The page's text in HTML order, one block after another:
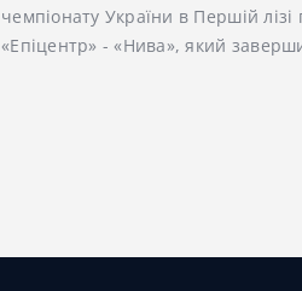
чемпіонату України в Першій лізі
«Епіцентр» - «Нива», який